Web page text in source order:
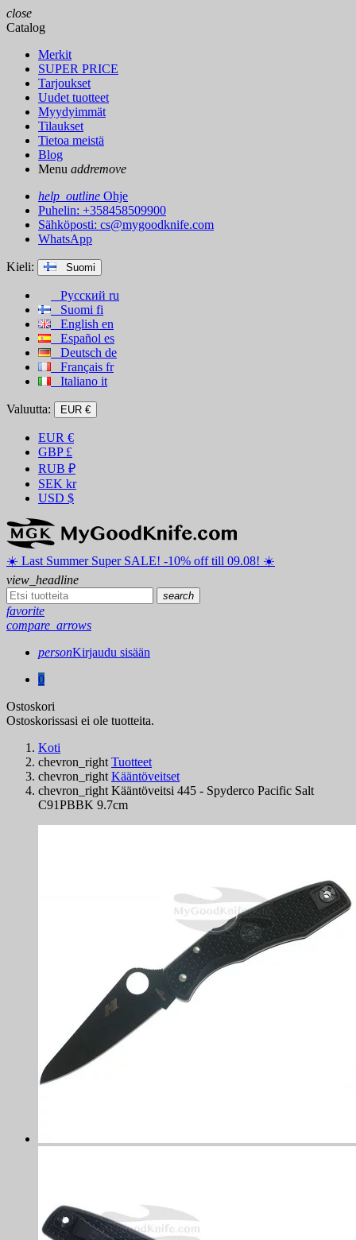
close
Catalog
Merkit
SUPER PRICE
Tarjoukset
Uudet tuotteet
Myydyimmät
Tilaukset
Tietoa meistä
Blog
Menu addremove
help_outline Ohje
Puhelin: +358458509900
Sähköposti: cs@mygoodknife.com
WhatsApp
Kieli: Suomi
Русский ru
Suomi fi
English en
Español es
Deutsch de
Français fr
Italiano it
Valuutta: EUR €
EUR €
GBP £
RUB ₽
SEK kr
USD $
☀️ ️Last Summer Super SALE! -10% off till 09.08! ☀️
view_headline
search
favorite
compare_arrows
personKirjaudu sisään
0
Ostoskori
Ostoskorissasi ei ole tuotteita.
Koti
chevron_right Tuotteet
chevron_right Kääntöveitset
chevron_right Kääntöveitsi 445 - Spyderco Pacific Salt
C91PBBK 9.7cm